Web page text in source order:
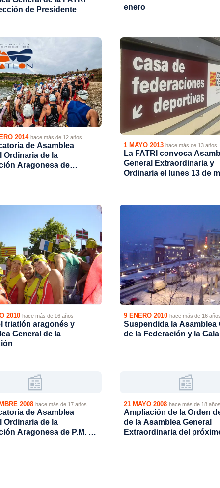
de Presidente
enero
2014 hace más de 12 años
de Asamblea
Ordinaria de la
Aragonesa de
1 MAYO 2013 hace más de 13 años
La FATRI convoca
General Extraordinaria y
Ordinaria el lunes 13 de
2010 hace más de 16 años
triatlón aragonés y
General de la
9 ENERO 2010 hace más de 16
Suspendida la Asamblea
de la Federación y la
📰
2008 hace más de 17 años
de Asamblea
Ordinaria de la
Aragonesa de P.M. y
📰
21 MAYO 2008 hace más de 18 años
Ampliación de la Orden
de la Asamblea General
Extraordinaria del